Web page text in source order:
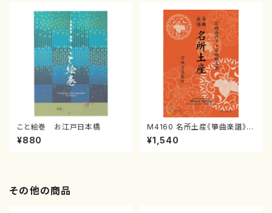
こと絵巻 お江戸日本橋
¥880
M4160 名所土産《箏曲楽譜》
（箏/宮城喜代子・宮城数江著・
宮城宗家監修/箏曲古典楽譜）
¥1,540
その他の商品